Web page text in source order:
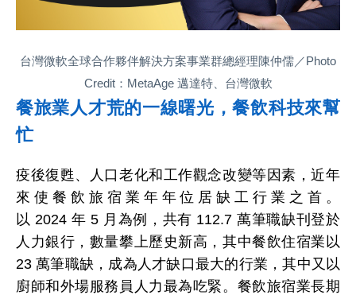
台灣微軟全球合作夥伴解決方案事業群總經理陳仲儒／Photo
Credit：MetaAge 邁達特、台灣微軟
餐旅業人才荒的一線曙光，餐飲科技來幫
忙
疫後復甦、人口老化和工作觀念改變等因素，近年
來使餐飲旅宿業年年位居缺工行業之首。
以 2024 年 5 月為例，共有 112.7 萬筆職缺刊登於
人力銀行，數量攀上歷史新高，其中餐飲住宿業以
23 萬筆職缺，成為人才缺口最大的行業，其中又以
廚師和外場服務員人力最為吃緊。餐飲旅宿業長期